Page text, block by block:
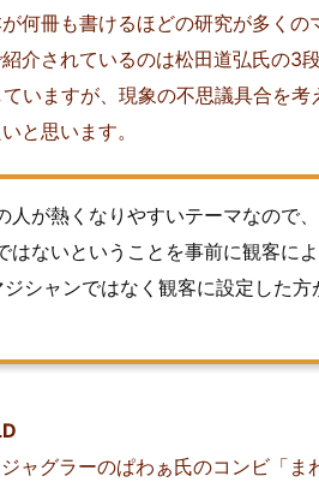
何冊も書けるほどの研究が多くの
介されているのは松田道弘氏の3
いますが、現象の不思議具合を
と思います。
人が熱くなりやすいテーマなので
はないということを事前に観客に
シャンではなく観客に設定した方
ャグラーのぱわぁ氏のコンビ「ま